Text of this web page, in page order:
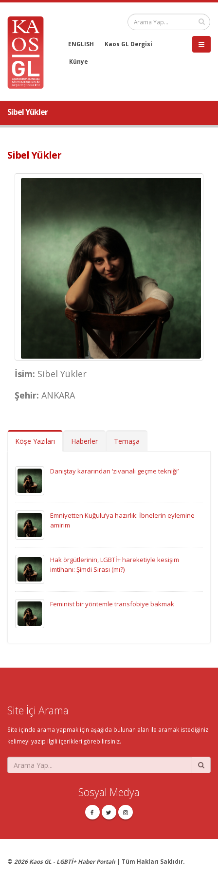
ENGLISH Kaos GL Dergisi
Künye
Sibel Yükler
Sibel Yükler
İsim: Sibel Yükler
Şehir: ANKARA
Köşe Yazıları Haberler Temaşa
Danıştay kararından ‘zıvanalı geçme tekniği’
Emniyetten Kuğulu’ya hazırlık: İbnelerin eylemine
amirim
Hak örgütlerinin, LGBTİ+ hareketiyle kesişim
imtihanı: Şimdi Sırası (mı?)
Feminist bir yöntemle transfobiye bakmak
Site İçi Arama
Site içinde arama yapmak için aşağıda bulunan alan ile aramak istediğiniz
kelimeyi yazıp ilgili içerikleri görebilirsiniz.
Sosyal Medya
© 2026 Kaos GL - LGBTİ+ Haber Portalı | Tüm Hakları Saklıdır.